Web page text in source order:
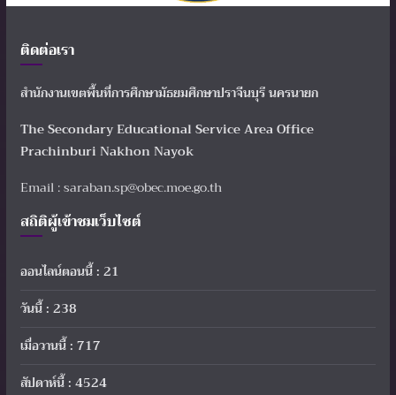
ติดต่อเรา
สำนักงานเขตพื้นที่การศึกษามัธยมศึกษาปราจีนบุรี นครนายก
The Secondary Educational Service Area Office
Prachinburi Nakhon Nayok
Email : saraban.sp@obec.moe.go.th
สถิติผู้เข้าชมเว็บไซต์
ออนไลน์ตอนนี้ : 21
วันนี้ : 238
เมื่อวานนี้ : 717
สัปดาห์นี้ : 4524